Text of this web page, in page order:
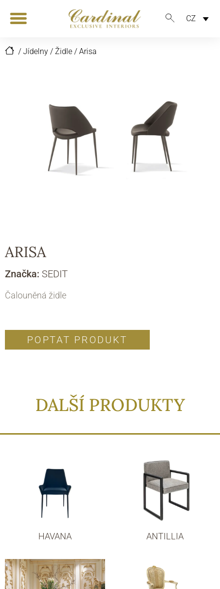
CZ
/ Jídelny / Židle / Arisa
ARISA
Značka: SEDIT
Čalouněná židle
POPTAT PRODUKT
DALŠÍ PRODUKTY
HAVANA ANTILLIA